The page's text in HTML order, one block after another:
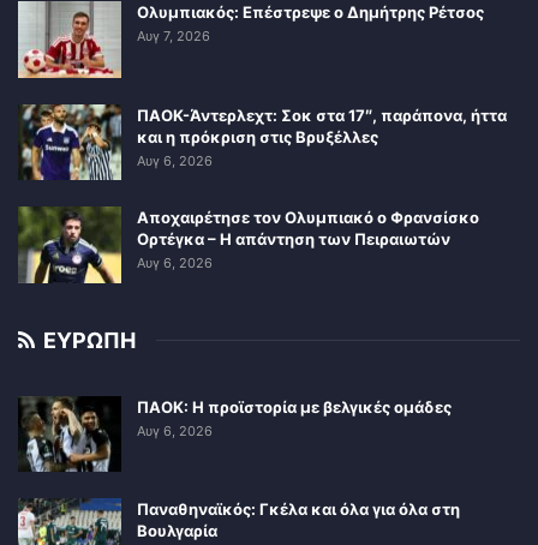
Ολυμπιακός: Επέστρεψε ο Δημήτρης Ρέτσος
Αυγ 7, 2026
ΠΑΟΚ-Άντερλεχτ: Σοκ στα 17″, παράπονα, ήττα
και η πρόκριση στις Βρυξέλλες
Αυγ 6, 2026
Αποχαιρέτησε τον Ολυμπιακό ο Φρανσίσκο
Ορτέγκα – Η απάντηση των Πειραιωτών
Αυγ 6, 2026
ΕΥΡΩΠΗ
ΠΑΟΚ: Η προϊστορία με βελγικές ομάδες
Αυγ 6, 2026
Παναθηναϊκός: Γκέλα και όλα για όλα στη
Βουλγαρία